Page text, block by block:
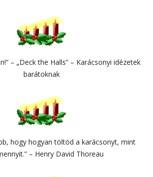
– „Deck the Halls” – Karácsonyi idézetek
barátoknak
hogy hogyan töltöd a karácsonyt, mint
– Henry David Thoreau